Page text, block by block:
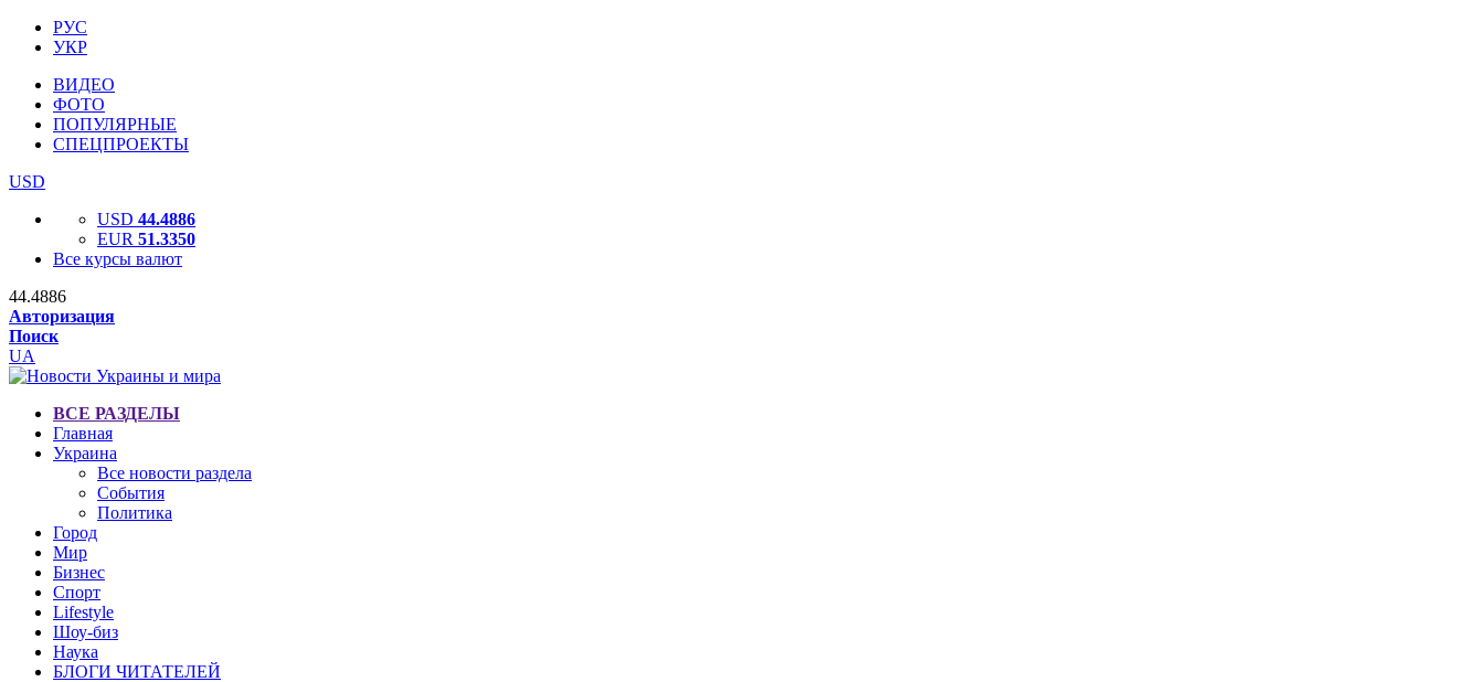
РУС
УКР
ВИДЕО
ФОТО
ПОПУЛЯРНЫЕ
СПЕЦПРОЕКТЫ
USD
USD 44.4886
EUR 51.3350
Все курсы валют
44.4886
Авторизация
Поиск
UA
ВСЕ РАЗДЕЛЫ
Главная
Украина
Все новости раздела
События
Политика
Город
Мир
Бизнес
Спорт
Lifestyle
Шоу-биз
Наука
БЛОГИ ЧИТАТЕЛЕЙ